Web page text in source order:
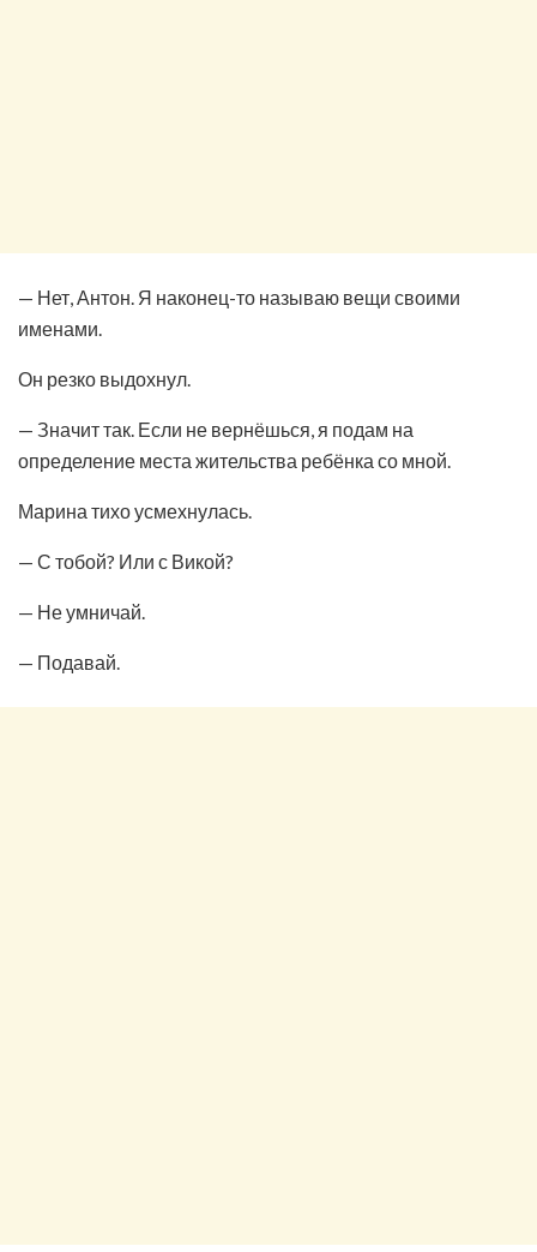
— Нет, Антон. Я наконец-то называю вещи своими
именами.
Он резко выдохнул.
— Значит так. Если не вернёшься, я подам на
определение места жительства ребёнка со мной.
Марина тихо усмехнулась.
— С тобой? Или с Викой?
— Не умничай.
— Подавай.